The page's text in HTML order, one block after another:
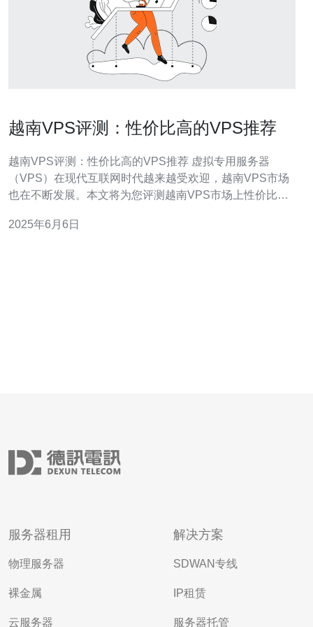
越南VPS评测：性价比高的VPS推荐
越南VPS评测：性价比高的VPS推荐 虚拟专用服务器
（VPS）在现代互联网时代越来越受欢迎，越南VPS市场
也在不断发展。本文将为您评测越南VPS市场上性价比高
价比高的VPS供应商，其中一些供应商提供的VPS拥有稳
2025年6月6日
服务器租用
物理服务器
裸金属
云服务器
解决方案
SDWAN专线
IP租赁
服务器托管